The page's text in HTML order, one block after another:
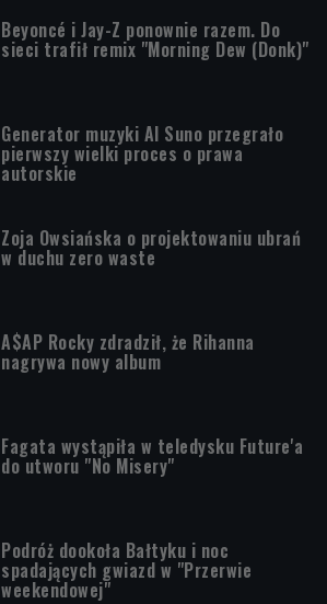
Beyoncé i Jay-Z ponownie razem. Do
sieci trafił remix "Morning Dew (Donk)"
Generator muzyki AI Suno przegrało
pierwszy wielki proces o prawa
autorskie
Zoja Owsiańska o projektowaniu ubrań
w duchu zero waste
A$AP Rocky zdradził, że Rihanna
nagrywa nowy album
Fagata wystąpiła w teledysku Future'a
do utworu "No Misery"
Podróż dookoła Bałtyku i noc
spadających gwiazd w "Przerwie
weekendowej"